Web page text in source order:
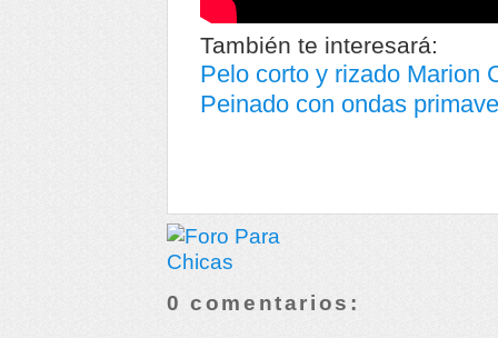
También te interesará:
Pelo corto y rizado Marion
Peinado con ondas
0 comentarios: